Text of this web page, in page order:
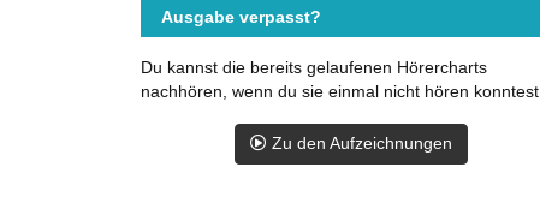
Ausgabe verpasst?
Du kannst die bereits gelaufenen Hörercharts
nachhören, wenn du sie einmal nicht hören konntest.
Zu den Aufzeichnungen